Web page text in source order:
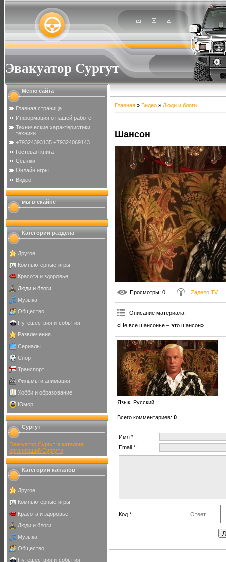
Эвакуатор Сургут
Меню сайта
Главная страница
Информация о нашей работе
Технические характеристики
техники
+79324393135 +79324069143
Гостевая книга
Ссылки
Онлайн игры
Видео
мы в скайпе
Категории раздела
Другое
Компьютерные игры
Красота и здоровье
Люди и блоги
Музыка
Общество
Путешествия и события
Развлечения
Сериалы
Спорт
Транспорт
Фильмы и анимация
Хобби и образование
Юмор
Сургут
Эвакуатор Сургут в каталоге
организаций Сургута
Категории каналов
Другое
Компьютерные игры
Красота и здоровье
Люди и блоги
Музыка
Общество
Путешествия и события
Главная » Видео » Люди и блоги
Шансон
Просмотры: 0 Zадело TV
Описание материала:
«Не все шансонье – это шансон».
Язык: Русский
Всего комментариев: 0
Имя *:
Email *:
Код *: